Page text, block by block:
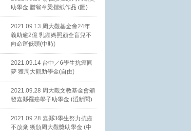
助學金 贈翁章梁摺紙作品 (圖)
2021.09.13 周大觀基金會24年
義助逾2億 乳癌媽照顧全盲兒不
向命運低頭(中時)
2021.09.14 台中／6學生抗癌圓
夢 獲周大觀助學金(自由)
2021.09.28 周大觀文教基金會頒
發嘉縣罹癌學子助學金 (滔新聞)
2021.09.28 嘉縣3學生努力抗癌
不放棄 獲頒周大觀獎助學金 (中